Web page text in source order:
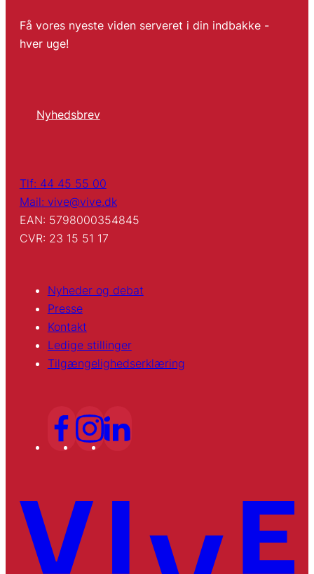
Få vores nyeste viden serveret i din indbakke -
hver uge!
Nyhedsbrev
Tlf: 44 45 55 00
Mail: vive@vive.dk
EAN: 5798000354845
CVR: 23 15 51 17
Nyheder og debat
Presse
Kontakt
Ledige stillinger
Tilgængelighedserklæring